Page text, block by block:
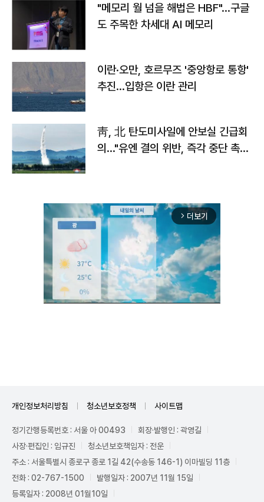
"메모리 월 넘을 해법은 HBF"…구글
도 주목한 차세대 AI 메모리
이란·오만, 호르무즈 '중앙항로 통항'
추진…입항은 이란 관리
靑, 北 탄도미사일에 안보실 긴급회
의…"유엔 결의 위반, 즉각 중단 촉
arrow_forward_ios 더보기
개인정보처리방침 청소년보호정책 사이트맵
정기간행등록번호 : 서울 아 00493
회장·발행인 : 곽영길
사장·편집인 : 임규진
청소년보호책임자 : 전운
주소 : 서울특별시 종로구 종로 1길 42(수송동 146-1) 이마빌딩 11층
전화 : 02-767-1500
발행일자 : 2007년 11월 15일
등록일자 : 2008년 01월10일